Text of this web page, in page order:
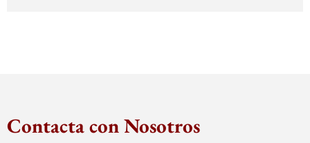
Contacta con Nosotros